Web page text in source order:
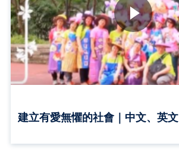
建立有愛無懼的社會｜中文、英文